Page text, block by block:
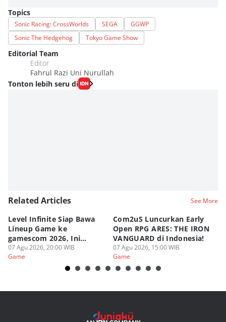
Topics
Sonic Racing: CrossWorlds SEGA
GGWP
Sonic The Hedgehog
Tokyo Game Show
Editorial Team
Editor
Fahrul Razi Uni Nurullah
Tonton lebih seru di
Related Articles See More
Level Infinite Siap Bawa
Lineup Game ke
gamescom 2026, Ini
Judulnya!
07 Agu 2026, 20:00 WIB
Game
Com2uS Luncurkan Early
Open RPG ARES: THE IRON
VANGUARD di Indonesia!
07 Agu 2026, 15:00 WIB
Game